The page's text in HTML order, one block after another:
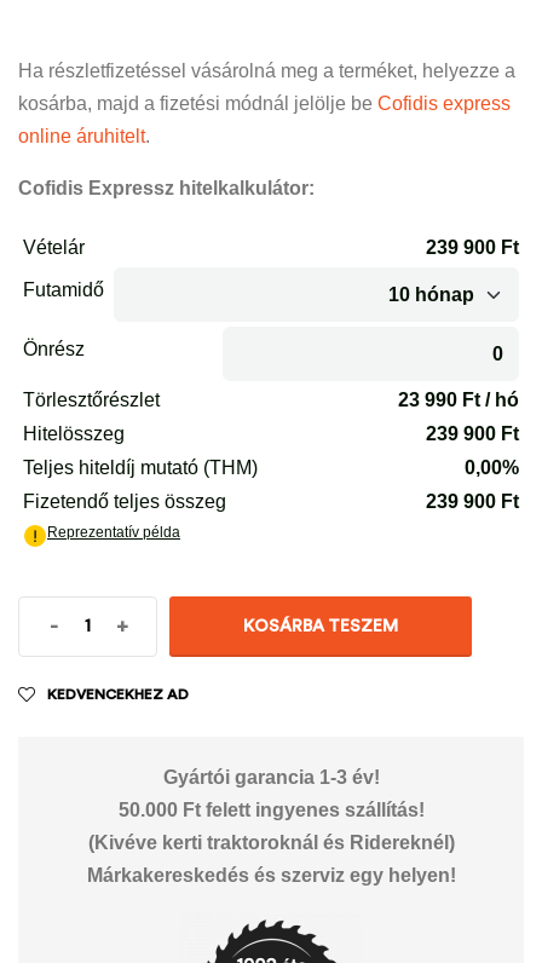
Ha részletfizetéssel vásárolná meg a terméket, helyezze a
kosárba, majd a fizetési módnál jelölje be Cofidis express
online áruhitelt.
Cofidis Expressz hitelkalkulátor:
- + KOSÁRBA TESZEM
KEDVENCEKHEZ AD
Gyártói garancia 1-3 év!
50.000 Ft felett ingyenes szállítás!
(Kivéve kerti traktoroknál és Ridereknél)
Márkakereskedés és szerviz egy helyen!